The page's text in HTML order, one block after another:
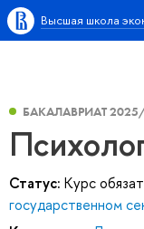
Высшая школа
БАКАЛАВРИАТ
Статус: Курс
государственном